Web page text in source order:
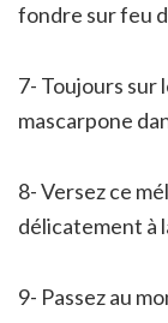
fondre sur feu
7- Toujours sur
mascarpone
8- Versez ce
délicatement à
9- Passez au